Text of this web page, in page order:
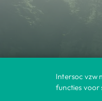
©
Intersoc vzw
functies voor